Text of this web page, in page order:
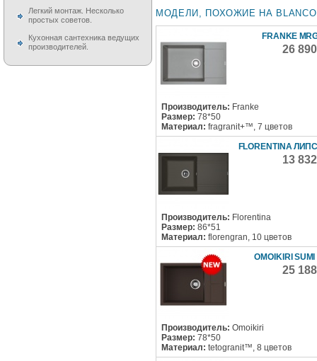
МОДЕЛИ, ПОХОЖИЕ НА BLANCO
FRANKE
26
Производитель: Franke
Размер: 78*50
Материал: fragranit+™, 7 цветов
FLORENTINA
13
Производитель: Florentina
Размер: 86*51
Материал: florengran, 10 цветов
OMOIKIRI
25
Производитель: Omoikiri
Размер: 78*50
Материал: tetogranit™, 8 цветов
Легкий монтаж. Несколько
простых советов.
Кухонная сантехника ведущих
производителей.